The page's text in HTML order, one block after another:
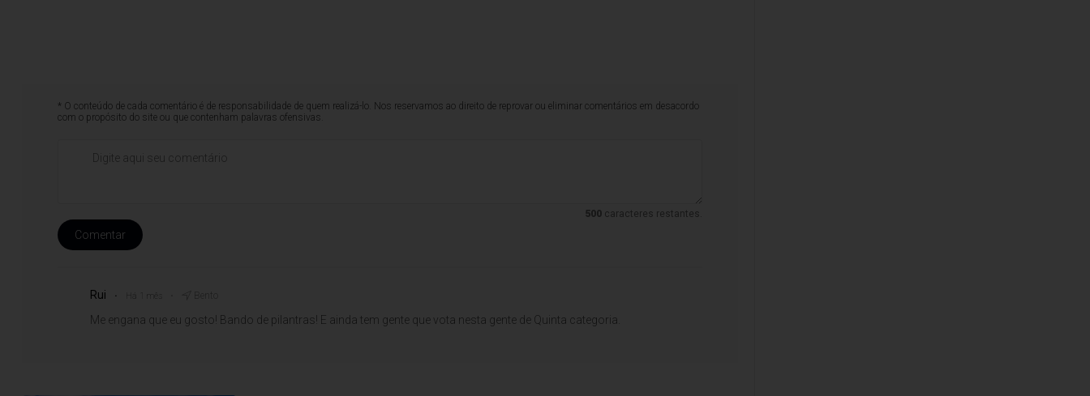
* O conteúdo de cada comentário é de responsabilidade de quem realizá-lo. Nos reservamos ao direito de reprovar ou eliminar comentários em desacordo
com o propósito do site ou que contenham palavras ofensivas.
500caracteres restantes.
Comentar
Rui Há 1 mês
Me engana que eu gosto! Bando de pilantras! E ainda tem gente que vota nesta gente de Quinta categoria.